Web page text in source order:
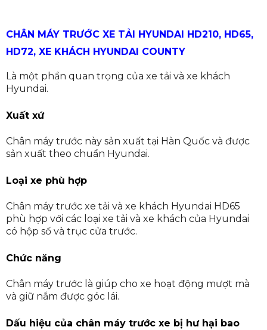
CHÂN MÁY TRƯỚC XE TẢI HYUNDAI HD210, HD65,
HD72, XE KHÁCH HYUNDAI COUNTY
Là một phần quan trọng của xe tải và xe khách
Hyundai.
Xuất xứ
Chân máy trước này sản xuất tại Hàn Quốc và được
sản xuất theo chuẩn Hyundai.
Loại xe phù hợp
Chân máy trước xe tải và xe khách Hyundai HD65
phù hợp với các loại xe tải và xe khách của Hyundai
có hộp số và trục cửa trước.
Chức năng
Chân máy trước là giúp cho xe hoạt động mượt mà
và giữ nắm được góc lái.
Dấu hiệu của chân máy trước xe bị hư hại bao